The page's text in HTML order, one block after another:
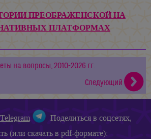
ПРЕОБРАЖЕНСКОЙ НА
ПЛАТФОРМАХ
на вопросы, 2010-2026 гг.
Следующий
Поделиться в соцсетях,
(или скачать в pdf-формате):